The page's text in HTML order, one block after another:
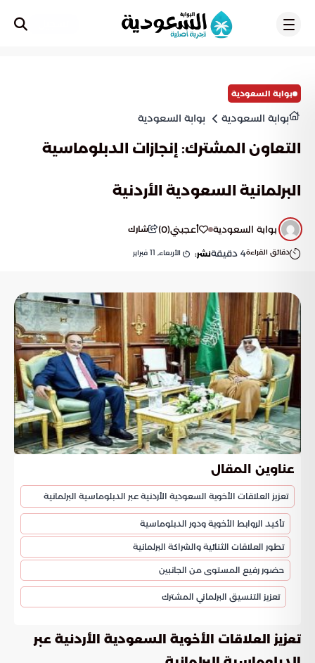
بوابة السعودية
بوابة السعودية بوابة السعودية
التعاون المشترك: إنجازات الدبلوماسية
البرلمانية السعودية الأردنية
بوابة السعودية أعجبني(
0
) شارك
دقائق القراءة4 دقيقةنشر: الأربعاء, 11 فبراير
عناوين المقال
تعزيز العلاقات الأخوية السعودية الأردنية عبر الدبلوماسية البرلمانية
تأكيد الروابط الأخوية ودور الدبلوماسية
تطور العلاقات الثنائية والشراكة البرلمانية
حضور رفيع المستوى من الجانبين
تعزيز التنسيق البرلماني المشترك
تعزيز العلاقات الأخوية السعودية الأردنية عبر